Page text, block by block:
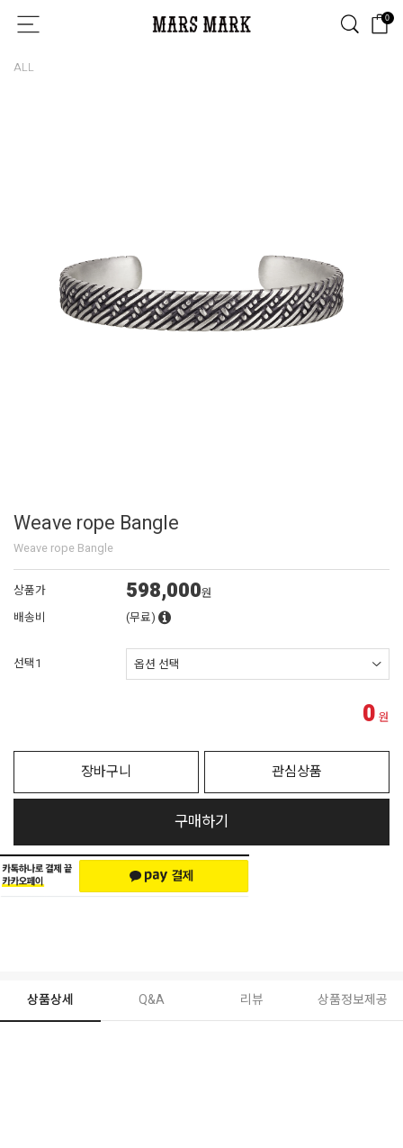
0
ALL
Weave rope Bangle
Weave rope Bangle
상품가 598,000원
배송비
(무료)
선택1
0 원
장바구니 관심상품
구매하기
상품상세 Q&A 리뷰 상품정보제공